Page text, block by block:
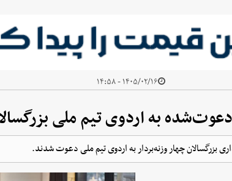
۱۴۰۵/۰۲/۱۶ - ۱۴:۵۸
بزرگسالان چهار وزنه‌بردار به اردوی تیم ملی دعوت شدند.